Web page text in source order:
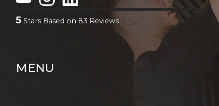
5 Stars Based on 83 Reviews
MENU